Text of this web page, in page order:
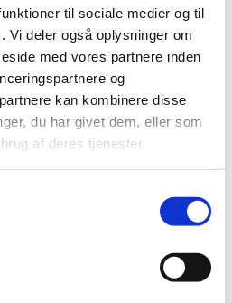
til sociale medier og til
Vi deler også oplysninger om
med vores partnere inden
og
kan kombinere disse
du har givet dem, eller som
af deres tjenester.
med at reducere brugen
har godkendt at
(giftstoffer fra